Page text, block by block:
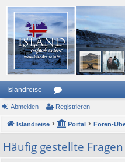
Islandreise
or
en
Abmelden Registrieren
Islandreise Portal Foren-
Häufig gestellte Fragen